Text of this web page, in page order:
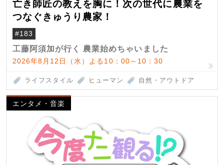
亡き師匠の教えを胸に！次の世代に農業を
つなぐきゅうり農家！
#183
工藤阿須加が行く 農業始めちゃいました
2026年8月12日（水）よる10：00～10：30
ライフスタイル ヒューマン 自然・アウトドア
エンタメ・音楽